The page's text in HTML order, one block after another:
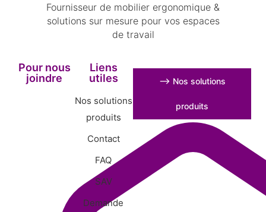
Fournisseur de mobilier ergonomique &
solutions sur mesure pour vos espaces
de travail
Pour nous
joindre
Liens
utiles
Nos solutions
produits
Contact
FAQ
SAV
Demande
⟶ Nos solutions
produits